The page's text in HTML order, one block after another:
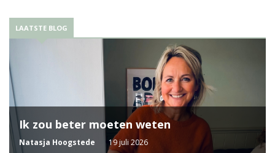
LAATSTE BLOG
Ik zou beter moeten weten
Natasja Hoogstede 19 juli 2026